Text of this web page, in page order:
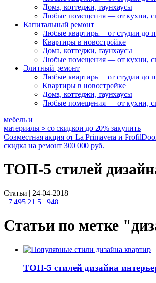
Дома, коттеджи, таунхаусы
Любые помещения — от кухни,
Капитальный ремонт
Любые квартиры – от студии до
Квартиры в новостройке
Дома, коттеджи, таунхаусы
Любые помещения — от кухни,
Элитный ремонт
Любые квартиры – от студии до
Квартиры в новостройке
Дома, коттеджи, таунхаусы
Любые помещения — от кухни,
мебель и
материалы » со скидкой до 20% закупить
Совместная акция от La Primavera и
скидка на ремонт 300 000 руб.
ТОП-5 стилей
Статьи | 24-04-2018
+7 495 21 51 948
Статьи по метке
ТОП-5 стилей дизайна